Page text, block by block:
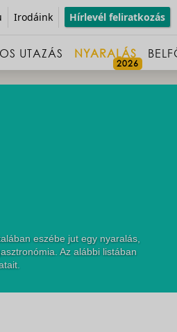
Irodáink Hírlevél feliratkozás
UTAZÁS NYARALÁS
eszébe jut egy nyaralás,
Az alábbi listában